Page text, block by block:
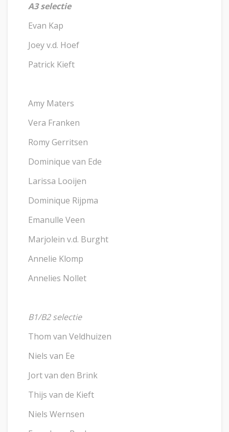
A3 selectie
Evan Kap
Joey v.d. Hoef
Patrick Kieft
Amy Maters
Vera Franken
Romy Gerritsen
Dominique van Ede
Larissa Looijen
Dominique Rijpma
Emanulle Veen
Marjolein v.d. Burght
Annelie Klomp
Annelies Nollet
B1/B2 selectie
Thom van Veldhuizen
Niels van Ee
Jort van den Brink
Thijs van de Kieft
Niels Wernsen